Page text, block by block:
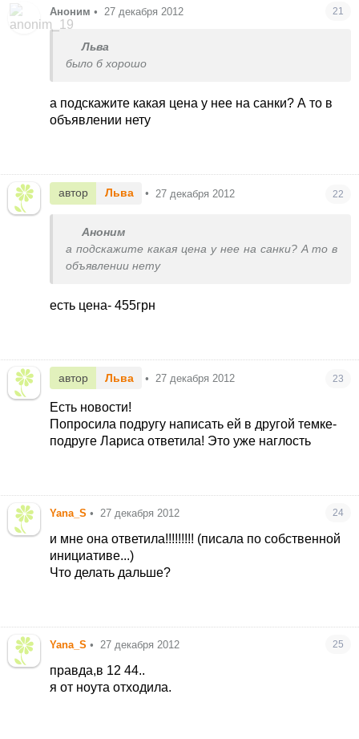
Аноним • 27 декабря 2012 21
Льва
было б хорошо
а подскажите какая цена у нее на санки? А то в
объявлении нету
автор Льва • 27 декабря 2012 22
Аноним
а подскажите какая цена у нее на санки? А то в
объявлении нету
есть цена- 455грн
автор Льва • 27 декабря 2012 23
Есть новости!
Попросила подругу написать ей в другой темке-
подруге Лариса ответила! Это уже наглость
Yana_S • 27 декабря 2012 24
и мне она ответила!!!!!!!!! (писала по собственной
инициативе...)
Что делать дальше?
Yana_S • 27 декабря 2012 25
правда,в 12 44..
я от ноута отходила.